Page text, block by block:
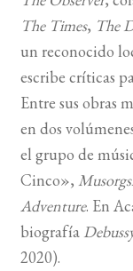
The Times, The
un reconocido
escribe críticas
Entre sus obras
en dos
el grupo de
Cinco»,
Adventure. En
biografía
2020).